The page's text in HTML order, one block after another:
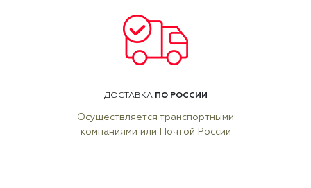
ДОСТАВКА ПО РОССИИ
Осуществляется транспортными
компаниями или Почтой России